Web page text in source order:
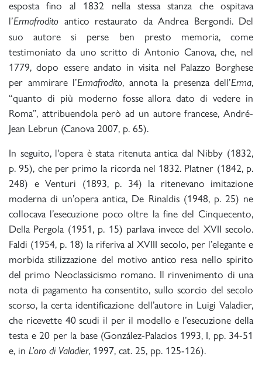
esposta fino al 1832 nella stessa stanza che ospitava
l’Ermafrodito antico restaurato da Andrea Bergondi. Del
suo autore si perse ben presto memoria, come
testimoniato da uno scritto di Antonio Canova, che, nel
1779, dopo essere andato in visita nel Palazzo Borghese
per ammirare l’Ermafrodito, annota la presenza dell’Erma,
“quanto di più moderno fosse allora dato di vedere in
Roma”, attribuendola però ad un autore francese, André-
Jean Lebrun (Canova 2007, p. 65).
In seguito, l'opera è stata ritenuta antica dal Nibby (1832,
p. 95), che per primo la ricorda nel 1832. Platner (1842, p.
248) e Venturi (1893, p. 34) la ritenevano imitazione
moderna di un’opera antica, De Rinaldis (1948, p. 25) ne
collocava l’esecuzione poco oltre la fine del Cinquecento,
Della Pergola (1951, p. 15) parlava invece del XVII secolo.
Faldi (1954, p. 18) la riferiva al XVIII secolo, per l’elegante e
morbida stilizzazione del motivo antico resa nello spirito
del primo Neoclassicismo romano. Il rinvenimento di una
nota di pagamento ha consentito, sullo scorcio del secolo
scorso, la certa identificazione dell’autore in Luigi Valadier,
che ricevette 40 scudi il per il modello e l’esecuzione della
testa e 20 per la base (González-Palacios 1993, I, pp. 34-51
e, in L’oro di Valadier, 1997, cat. 25, pp. 125-126).